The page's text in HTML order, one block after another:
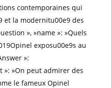
contemporaines qui
et la modernitu00e9 des
», »name »: »Quels
exposu00e9s au
»:
»: »On peut admirer des
le fameux Opinel